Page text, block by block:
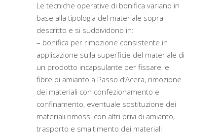
Le tecniche operative di bonifica variano in
base alla tipologia del materiale sopra
descritto e si suddividono in:
– bonifica per rimozione consistente in
applicazione sulla superficie del materiale di
un prodotto incapsulante per fissare le
fibre di amianto a Passo d’Acera, rimozione
dei materiali con confezionamento e
confinamento, eventuale sostituzione dei
materiali rimossi con altri privi di amianto,
trasporto e smaltimento dei materiali